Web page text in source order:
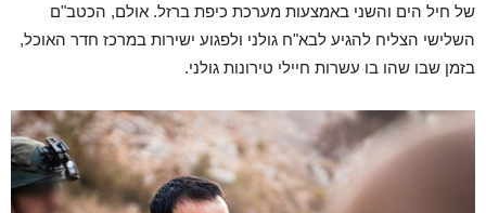
של חיל הים והשני באמצעות מערכת כיפת ברזל. אולם, הכטב"ם
השלישי הצליח להגיע לבא"ח גולני ולפגוע ישירות במרכז חדר האוכל,
בזמן שבו שהו בו עשרות חיילי טירונות גולני.